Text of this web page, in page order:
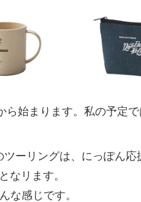
ら始まります。私の予定
ツーリングは、にっぽん
なリます。
な感じです。